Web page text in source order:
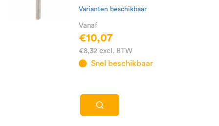
Varianten beschikbaar
Vanaf
€10,07
€8,32 excl. BTW
Snel beschikbaar